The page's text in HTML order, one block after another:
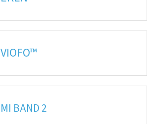
VIOFO™
MI BAND 2